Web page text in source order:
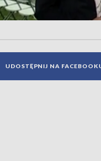
UDOSTĘPNIJ NA